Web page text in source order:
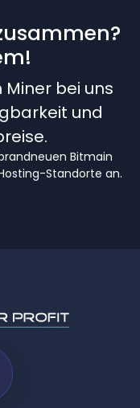
bei uns
und
Bitmain
Standorte an.